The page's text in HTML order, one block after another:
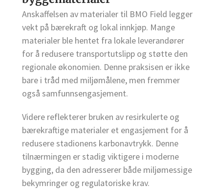
Anskaffelsen av materialer til BMO Field legger
vekt på bærekraft og lokal innkjøp. Mange
materialer ble hentet fra lokale leverandører
for å redusere transportutslipp og støtte den
regionale økonomien. Denne praksisen er ikke
bare i tråd med miljømålene, men fremmer
også samfunnsengasjement.
Videre reflekterer bruken av resirkulerte og
bærekraftige materialer et engasjement for å
redusere stadionens karbonavtrykk. Denne
tilnærmingen er stadig viktigere i moderne
bygging, da den adresserer både miljømessige
bekymringer og regulatoriske krav.